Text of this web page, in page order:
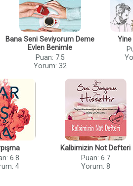
Bana Seni Seviyorum Deme
Evlen Benimle
Puan: 7.5
Yorum: 32
6.8
4
Kalbimizin Not Defteri
Puan: 6.7
Yorum: 8